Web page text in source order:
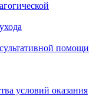
помощи
условий оказания